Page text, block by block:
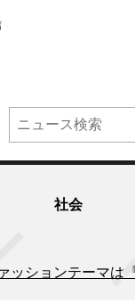
社会
ッションテーマは